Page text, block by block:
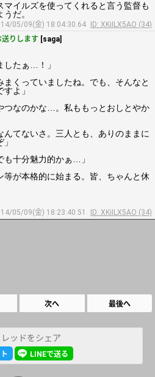
イルズを使ってくれると言う監督も
だ。
05/09(金) 18:04:30.64
ID: XKiILX5AO (34)
りします [saga]
たぁ…！」
くっていましたね。でも、そんなと
よ」
つなのかな…。私ももっとおしとやか
んてないさ。三人とも、ありのままに
も十分魅力的かぁ…」
等が本格的に始まる。皆、ちゃんと休
05/09(金) 18:23:40.51 ID: XKiILX5AO (34)
次へ 最後へ
ッドをシェア
LINEで送る